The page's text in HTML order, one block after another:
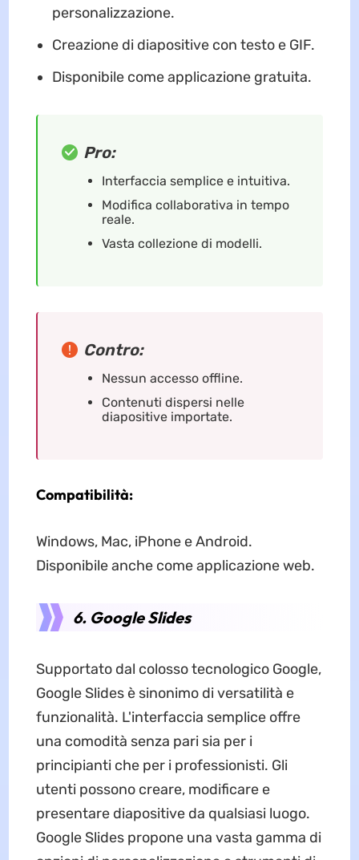
personalizzazione.
Creazione di diapositive con testo e GIF.
Disponibile come applicazione gratuita.
Pro:
Interfaccia semplice e intuitiva.
Modifica collaborativa in tempo
reale.
Vasta collezione di modelli.
Contro:
Nessun accesso offline.
Contenuti dispersi nelle
diapositive importate.
Compatibilità:
Windows, Mac, iPhone e Android.
Disponibile anche come applicazione web.
6. Google Slides
Supportato dal colosso tecnologico Google,
Google Slides è sinonimo di versatilità e
funzionalità. L'interfaccia semplice offre
una comodità senza pari sia per i
principianti che per i professionisti. Gli
utenti possono creare, modificare e
presentare diapositive da qualsiasi luogo.
Google Slides propone una vasta gamma di